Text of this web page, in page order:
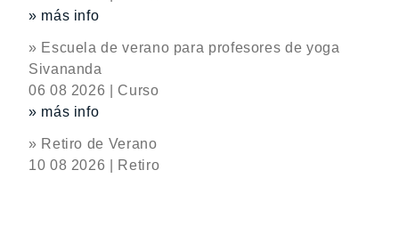
» más info
» Escuela de verano para profesores de yoga
Sivananda
06 08 2026 | Curso
» más info
» Retiro de Verano
10 08 2026 | Retiro